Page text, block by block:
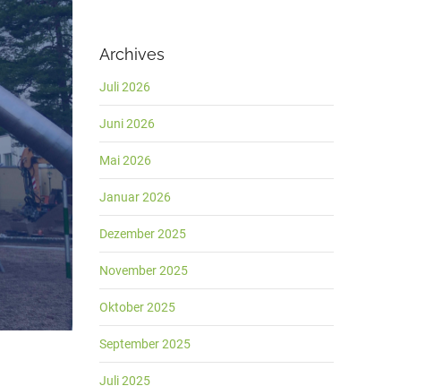
Archives
Juli 2026
Juni 2026
Mai 2026
Januar 2026
Dezember 2025
November 2025
Oktober 2025
September 2025
Juli 2025